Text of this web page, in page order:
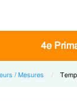
4e
/ Mesures